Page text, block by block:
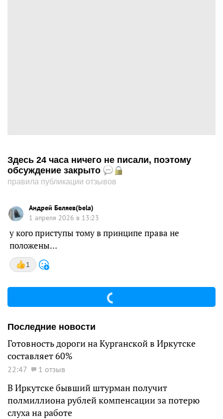
Здесь 24 часа ничего не писали, поэтому
обсуждение закрыто
правила публикации отзывов
Андрей Беляев(bela)
1 апреля 2026 в 13:23
у кого приступы тому в принципе права не
положены…
1
Последние новости
Готовность дороги на Курганской в Иркутске
составляет 60%
22:47 1 отзыв
В Иркутске бывший штурман получит
полмиллиона рублей компенсации за потерю
слуха на работе